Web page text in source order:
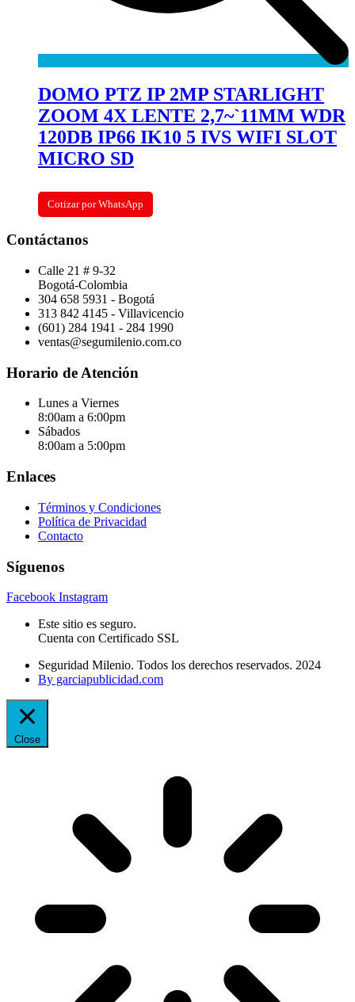
DOMO PTZ IP 2MP STARLIGHT
ZOOM 4X LENTE 2,7~`11MM WDR
120DB IP66 IK10 5 IVS WIFI SLOT
MICRO SD
Cotizar por WhatsApp
Contáctanos
Calle 21 # 9-32
Bogotá-Colombia
304 658 5931 - Bogotá
313 842 4145 - Villavicencio
(601) 284 1941 - 284 1990
ventas@segumilenio.com.co
Horario de Atención
Lunes a Viernes
8:00am a 6:00pm
Sábados
8:00am a 5:00pm
Enlaces
Términos y Condiciones
Política de Privacidad
Contacto
Síguenos
Facebook Instagram
Este sitio es seguro.
Cuenta con Certificado SSL
Seguridad Milenio. Todos los derechos reservados. 2024
By garciapublicidad.com
Close